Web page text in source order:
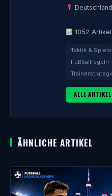
Deutschland
1052 Artikel
Taktik &
Fußballregeln
ALLE ARTIKEL
ÄHNLICHE ARTIKEL